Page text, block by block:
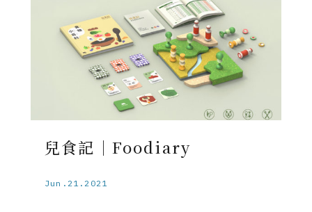
兒食記｜Foodiary
Jun.21.2021